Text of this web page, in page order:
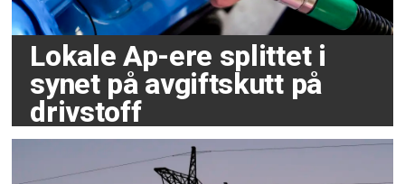
Lokale Ap-ere splittet i
synet på avgiftskutt på
drivstoff